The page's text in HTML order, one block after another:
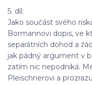
5. díl:
Jako součást svého
Bormannovi dopis, ve
separátních dohod a
jak pádný argument v
zatím nic nepodniká.
Pleischnerovi a